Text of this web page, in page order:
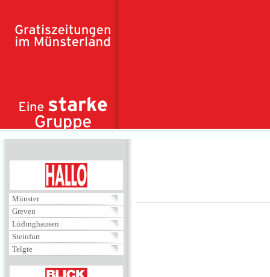
Münster
Greven
Lüdinghausen
Steinfurt
Telgte
BLICKPUNKT